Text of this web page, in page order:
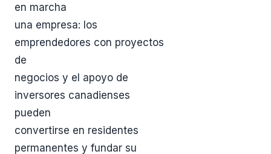
en marcha
una empresa: los
emprendedores con proyectos
de
negocios y el apoyo de
inversores canadienses
pueden
convertirse en residentes
permanentes y fundar su